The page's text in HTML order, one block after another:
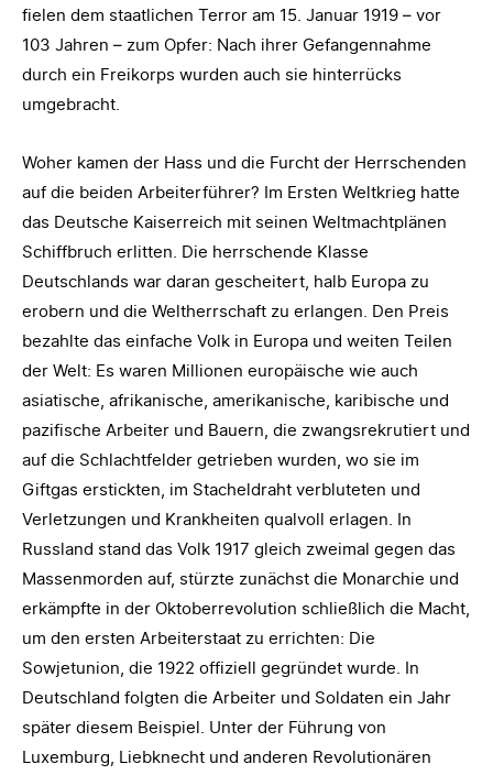
fielen dem staatlichen Terror am 15. Januar 1919 – vor
103 Jahren – zum Opfer: Nach ihrer Gefangennahme
durch ein Freikorps wurden auch sie hinterrücks
umgebracht.
Woher kamen der Hass und die Furcht der Herrschenden
auf die beiden Arbeiterführer? Im Ersten Weltkrieg hatte
das Deutsche Kaiserreich mit seinen Weltmachtplänen
Schiffbruch erlitten. Die herrschende Klasse
Deutschlands war daran gescheitert, halb Europa zu
erobern und die Weltherrschaft zu erlangen. Den Preis
bezahlte das einfache Volk in Europa und weiten Teilen
der Welt: Es waren Millionen europäische wie auch
asiatische, afrikanische, amerikanische, karibische und
pazifische Arbeiter und Bauern, die zwangsrekrutiert und
auf die Schlachtfelder getrieben wurden, wo sie im
Giftgas erstickten, im Stacheldraht verbluteten und
Verletzungen und Krankheiten qualvoll erlagen. In
Russland stand das Volk 1917 gleich zweimal gegen das
Massenmorden auf, stürzte zunächst die Monarchie und
erkämpfte in der Oktoberrevolution schließlich die Macht,
um den ersten Arbeiterstaat zu errichten: Die
Sowjetunion, die 1922 offiziell gegründet wurde. In
Deutschland folgten die Arbeiter und Soldaten ein Jahr
später diesem Beispiel. Unter der Führung von
Luxemburg, Liebknecht und anderen Revolutionären